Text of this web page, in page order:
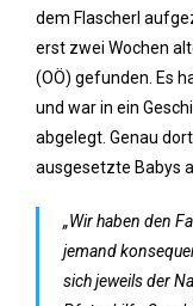
dem Flascherl
erst zwei Wochen
(OÖ) gefunden. Es
und war in ein
abgelegt. Genau
ausgesetzte Babys
„Wir haben den
jemand
sich jeweils der